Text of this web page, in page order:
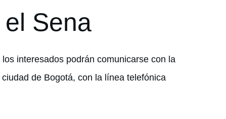
Sena
interesados podrán comunicarse con la
de Bogotá, con la línea telefónica